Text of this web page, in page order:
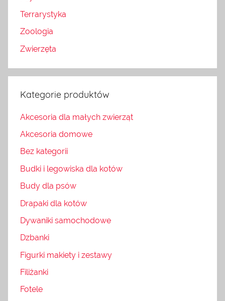
Terrarystyka
Zoologia
Zwierzęta
Kategorie produktów
Akcesoria dla małych zwierząt
Akcesoria domowe
Bez kategorii
Budki i legowiska dla kotów
Budy dla psów
Drapaki dla kotów
Dywaniki samochodowe
Dzbanki
Figurki makiety i zestawy
Filiżanki
Fotele